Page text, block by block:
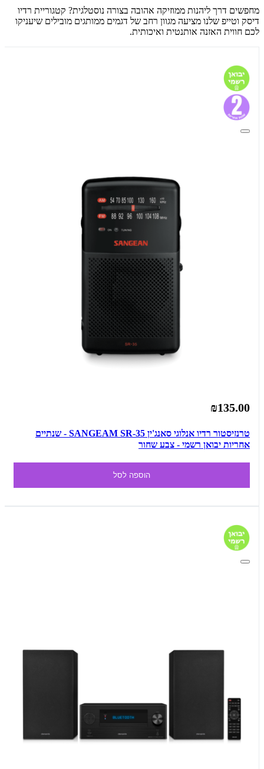
מחפשים דרך ליהנות ממוזיקה אהובה בצורה נוסטלגית? קטגוריית רדיו
דיסק וטייפ שלנו מציעה מגוון רחב של דגמים ממותגים מובילים שיעניקו
לכם חווית האזנה אותנטית ואיכותית.
₪135.00
טרנזיסטור רדיו אנלוגי סאנג'ין SANGEAM SR-35 - שנתיים
אחריות יבואן רשמי - צבע שחור
הוספה לסל